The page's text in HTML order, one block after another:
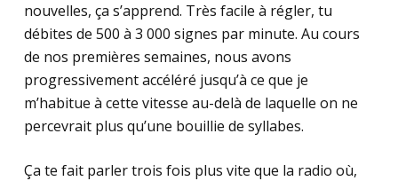
nouvelles, ça s’apprend. Très facile à régler, tu
débites de 500 à 3 000 signes par minute. Au cours
de nos premières semaines, nous avons
progressivement accéléré jusqu’à ce que je
m’habitue à cette vitesse au-delà de laquelle on ne
percevrait plus qu’une bouillie de syllabes.
Ça te fait parler trois fois plus vite que la radio où,